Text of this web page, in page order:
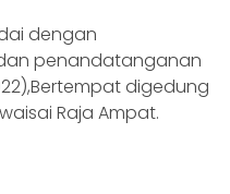
dengan
penandatanganan
digedung
Raja Ampat.